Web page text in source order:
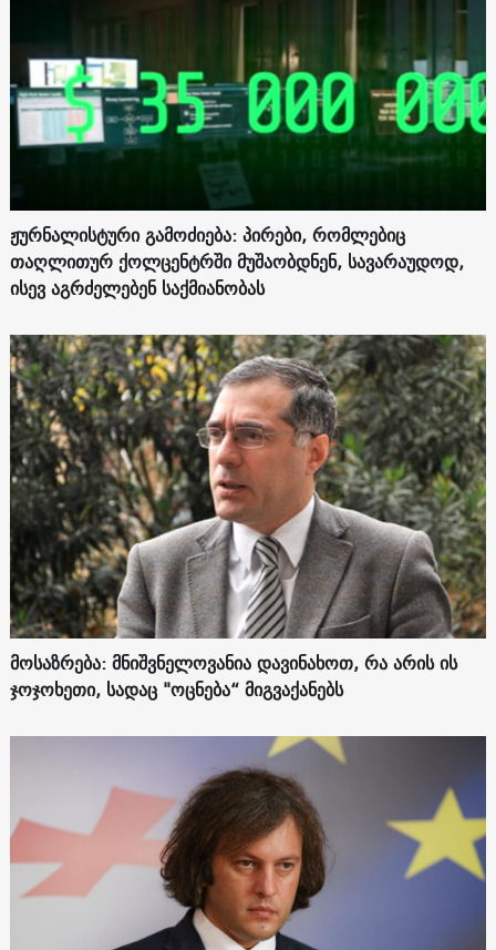
ჟურნალისტური გამოძიება: პირები, რომლებიც
თაღლითურ ქოლცენტრში მუშაობდნენ, სავარაუდოდ,
ისევ აგრძელებენ საქმიანობას
მოსაზრება: მნიშვნელოვანია დავინახოთ, რა არის ის
ჯოჯოხეთი, სადაც "ოცნება“ მიგვაქანებს